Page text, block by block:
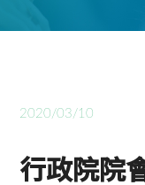
2020/03/10
行政院院